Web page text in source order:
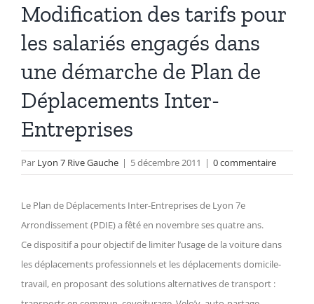
Modification des tarifs pour
les salariés engagés dans
une démarche de Plan de
Déplacements Inter-
Entreprises
Par Lyon 7 Rive Gauche | 5 décembre 2011 | 0 commentaire
Le Plan de Déplacements Inter-Entreprises de Lyon 7e
Arrondissement (PDIE) a fêté en novembre ses quatre ans.
Ce dispositif a pour objectif de limiter l’usage de la voiture dans
les déplacements professionnels et les déplacements domicile-
travail, en proposant des solutions alternatives de transport :